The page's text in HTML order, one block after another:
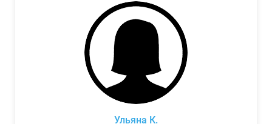
Ульяна К.